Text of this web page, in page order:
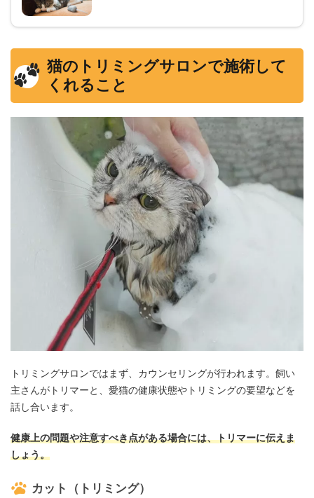
猫のトリミングサロンで施術して
くれること
トリミングサロンではまず、カウンセリングが行われます。飼い
主さんがトリマーと、愛猫の健康状態やトリミングの要望などを
話し合います。
健康上の問題や注意すべき点がある場合には、トリマーに伝えま
しょう。
カット（トリミング）